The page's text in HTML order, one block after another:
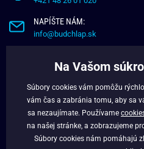
NAPÍŠTE NÁM:
info@budchlap.sk
VERNOSTNÝ PROGRAM
FACEBOOK
Na Vašom
Súbory cookies vám pomôžu
vám čas a zabránia tomu, aby sa
sa nezaujímate. Používame
na našej stránke, a zobrazujeme
Súbory cookies nám pomáhajú